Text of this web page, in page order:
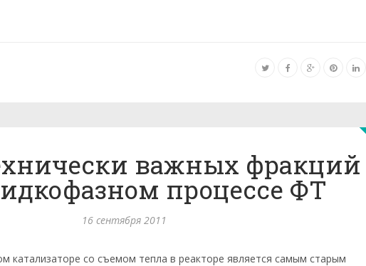
важных фракций
процессе ФТ
16 сентября 2011
катализаторе со съемом тепла в реакторе является самым старым